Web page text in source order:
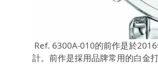
計。前作是採用品牌常用的白金